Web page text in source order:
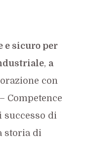
e sicuro per
, a
con
Competence
successo di
storia di